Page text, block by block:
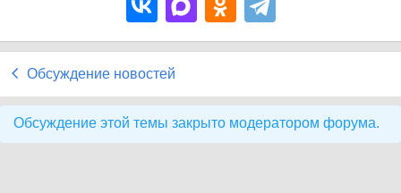
Обсуждение новостей
Обсуждение этой темы закрыто модератором форума.